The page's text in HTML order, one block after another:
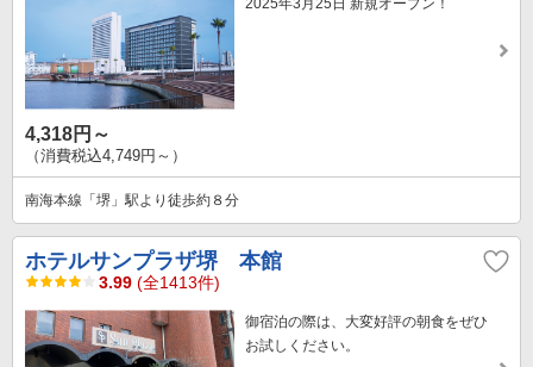
4,318円～
（消費税込4,749円～）
南海本線「堺」駅より徒歩約８分
ホテルサンプラザ堺 本館
3.99 (全1413件)
御宿泊の際は、大変好評の朝食をぜひ
お試しください。